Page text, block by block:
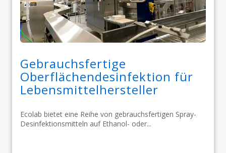
Gebrauchsfertige
Oberflächendesinfektion für
Lebensmittelhersteller​​​​​​​
Ecolab bietet eine Reihe von gebrauchsfertigen Spray-
Desinfektionsmitteln auf Ethanol- oder...